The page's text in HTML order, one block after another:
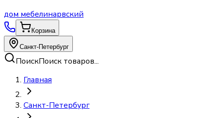
дом мебелинарвский
Корзина
Санкт-Петербург
ПоискПоиск товаров...
Главная
Санкт-Петербург